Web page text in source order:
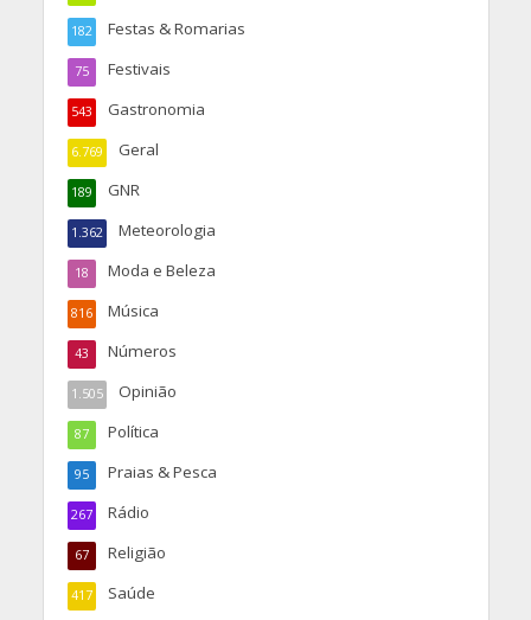
Festas & Romarias
182
Festivais
75
Gastronomia
543
Geral
6.769
GNR
189
Meteorologia
1.362
Moda e Beleza
18
Música
816
Números
43
Opinião
1.505
Política
87
Praias & Pesca
95
Rádio
267
Religião
67
Saúde
417